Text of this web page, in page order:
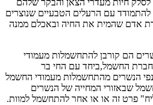
חיות מעדרי הצאן והבקר שלהם
להתמודד עם הרעלים הטבעיים שנוצרים
אדם שהמית את החיה ובאכלם ממנה
הם קורבן להתחשמלות מעמודי
החשמל,ביחד עם החי בר
הנשרים מהתחשמלות מעמודי החשמל
שבאזורי המחייה של הנשרים
פרט זה או או אחר להתחשמל למוות.